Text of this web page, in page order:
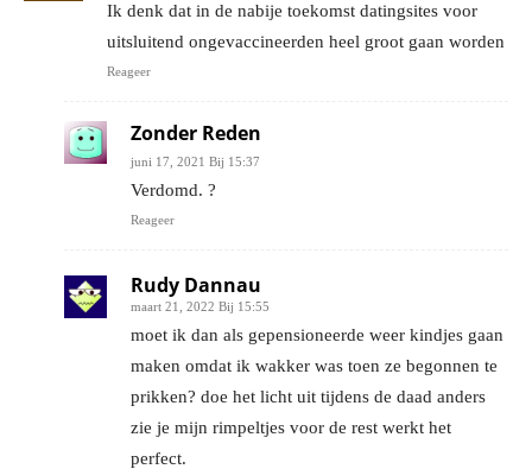
Ik denk dat in de nabije toekomst datingsites voor
uitsluitend ongevaccineerden heel groot gaan worden
Reageer
Zonder Reden
juni 17, 2021 Bij 15:37
Verdomd. ?
Reageer
Rudy Dannau
maart 21, 2022 Bij 15:55
moet ik dan als gepensioneerde weer kindjes gaan
maken omdat ik wakker was toen ze begonnen te
prikken? doe het licht uit tijdens de daad anders
zie je mijn rimpeltjes voor de rest werkt het
perfect.